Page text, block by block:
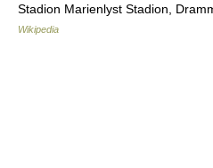
Stadion Marienlyst Stadion,
Wikipedia